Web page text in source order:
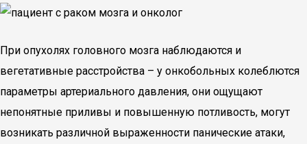
При опухолях головного мозга наблюдаются и
вегетативные расстройства – у онкобольных колеблются
параметры артериального давления, они ощущают
непонятные приливы и повышенную потливость, могут
возникать различной выраженности панические атаки,